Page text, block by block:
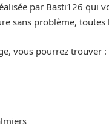
par Basti126 qui
sans problème, toutes
vous pourrez trouver :